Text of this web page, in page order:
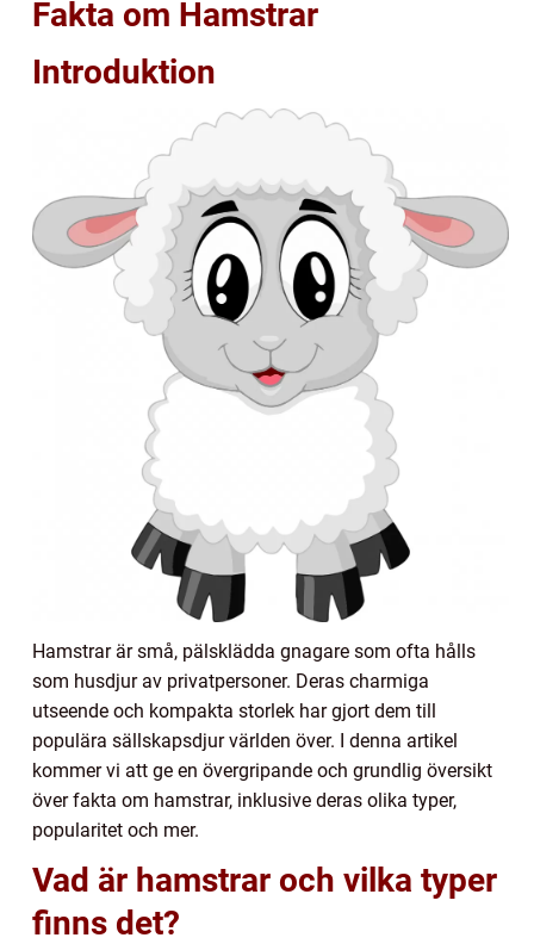
Fakta om Hamstrar
Introduktion
Hamstrar är små, pälsklädda gnagare som ofta hålls
som husdjur av privatpersoner. Deras charmiga
utseende och kompakta storlek har gjort dem till
populära sällskapsdjur världen över. I denna artikel
kommer vi att ge en övergripande och grundlig översikt
över fakta om hamstrar, inklusive deras olika typer,
popularitet och mer.
Vad är hamstrar och vilka typer
finns det?